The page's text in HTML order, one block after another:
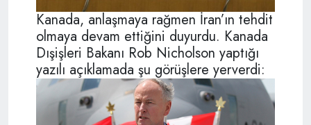
Kanada, anlaşmaya rağmen İran’ın tehdit
olmaya devam ettiğini duyurdu. Kanada
Dışişleri Bakanı Rob Nicholson yaptığı
yazılı açıklamada şu görüşlere yerverdi: